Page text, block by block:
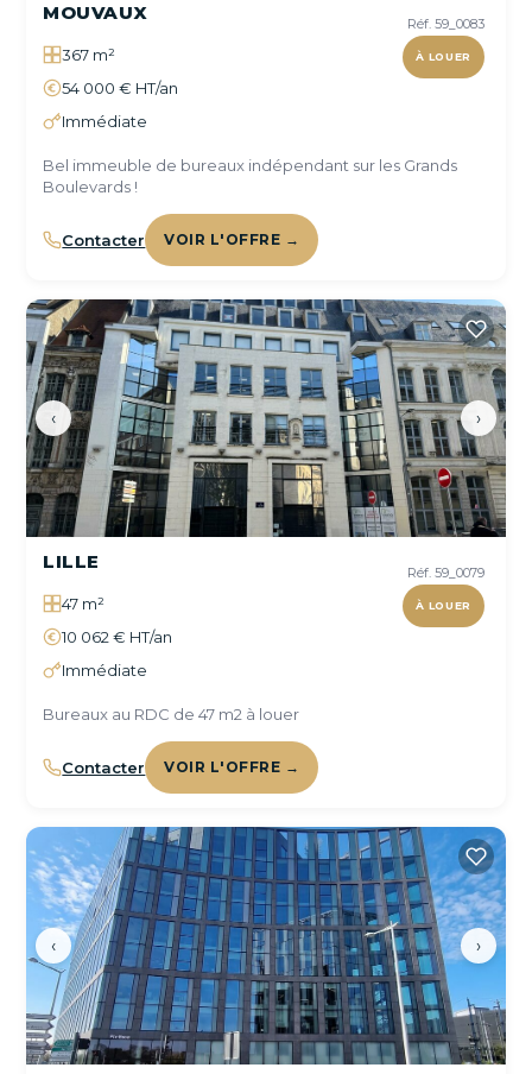
Réf. 59_0083
À LOUER
MOUVAUX
367 m²
54 000 € HT/an
Immédiate
Bel immeuble de bureaux indépendant sur les Grands
Boulevards !
Contacter VOIR L'OFFRE →
‹ ›
Réf. 59_0079
À LOUER
LILLE
47 m²
10 062 € HT/an
Immédiate
Bureaux au RDC de 47 m2 à louer
Contacter VOIR L'OFFRE →
‹ ›